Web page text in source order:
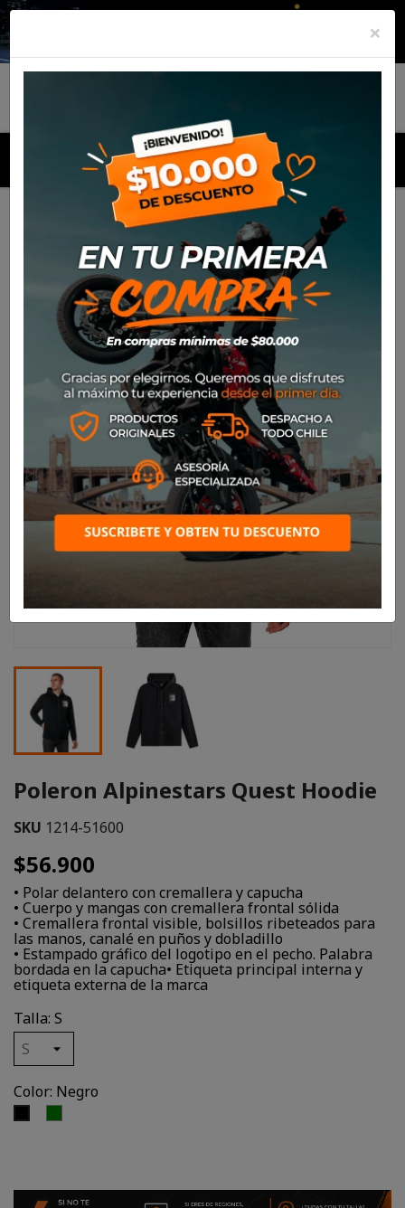
MENU
Productos Poleron Alpinestars Quest Hoodie
Poleron Alpinestars Quest Hoodie
SKU 1214-51600
$56.900
• Polar delantero con cremallera y capucha
• Cuerpo y mangas con cremallera frontal sólida
• Cremallera frontal visible, bolsillos ribeteados para
las manos, canalé en puños y dobladillo
• Estampado gráfico del logotipo en el pecho. Palabra
bordada en la capucha• Etiqueta principal interna y
etiqueta externa de la marca
Talla: S
Color: Negro
×